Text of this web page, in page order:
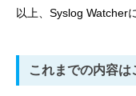
以上、Syslog Watcher
これまでの内容は